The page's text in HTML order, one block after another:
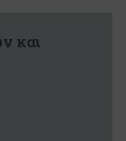
και